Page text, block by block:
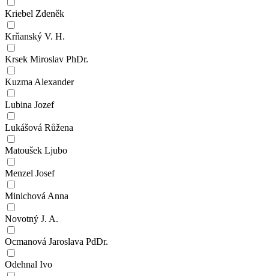
Kriebel Zdeněk
Krňanský V. H.
Krsek Miroslav PhDr.
Kuzma Alexander
Lubina Jozef
Lukášová Růžena
Matoušek Ljubo
Menzel Josef
Minichová Anna
Novotný J. A.
Ocmanová Jaroslava PdDr.
Odehnal Ivo